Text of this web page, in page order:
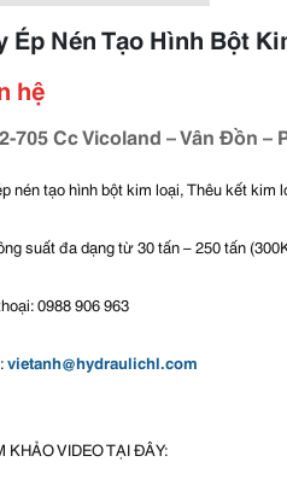
Ép Nén Tạo Hình Bột
hệ
705 Cc Vicoland – Vân Đồn –
nén tạo hình bột kim loại, Thêu kết kim
suất đa dạng từ 30 tấn – 250 tấn
0988 906 963
vietanh@hydraulichl.com
KHẢO VIDEO TẠI ĐÂY: